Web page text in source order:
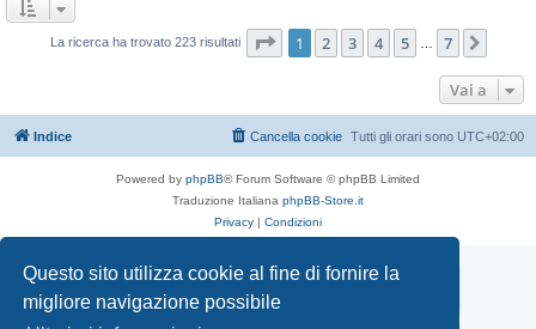
Questo sito utilizza cookie al fine di fornire la
migliore navigazione possibile
La ricerca ha trovato 223 risultati Pagina di
1 2 3 4 5 7
Vai a
Indice Tutti gli orari sono UTC+02:00
Cancella cookie
Powered by phpBB® Forum Software © phpBB Limited
Traduzione Italiana phpBB-Store.it
Privacy | Condizioni
Mototrial.it
TORNA ALLA HOME PAGE DI MOTOTRIAL.IT